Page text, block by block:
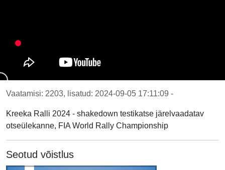
Vaatamisi: 2203, lisatud: 2024-09-05 17:11:09 -
Kreeka Ralli 2024 - shakedown testikatse järelvaadatav
otseülekanne, FIA World Rally Championship
Seotud võistlus